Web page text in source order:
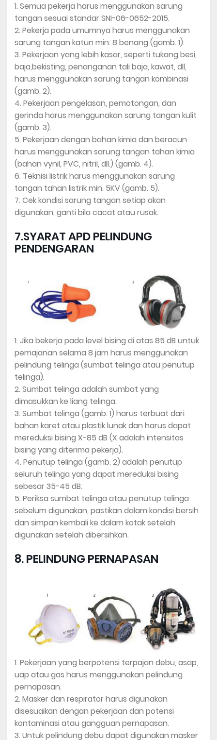
1. Semua pekerja harus menggunakan sarung
tangan sesuai standar SNI-06-0652-2015.
2. Pekerja pada umumnya harus menggunakan
sarung tangan katun min. 8 benang (gamb. 1).
3. Pekerjaan yang lebih kasar, seperti tukang besi,
baja,bekisting, penanganan tali baja, kawat, dll,
harus menggunakan sarung tangan kombinasi
(gamb. 2).
4. Pekerjaan pengelasan, pemotongan, dan
gerinda harus menggunakan sarung tangan kulit
(gamb. 3).
5. Pekerjaan dengan bahan kimia dan beracun
harus menggunakan sarung tangan tahan kimia
(bahan vynil, PVC, nitril, dll.) (gamb. 4).
6. Teknisi listrik harus menggunakan sarung
tangan tahan listrik min. 5KV (gamb. 5).
7. Cek kondisi sarung tangan setiap akan
digunakan, ganti bila cacat atau rusak.
7.SYARAT APD PELINDUNG
PENDENGARAN
1. Jika bekerja pada level bising di atas 85 dB untuk
pemajanan selama 8 jam harus menggunakan
pelindung telinga (sumbat telinga atau penutup
telinga).
2. Sumbat telinga adalah sumbat yang
dimasukkan ke liang telinga.
3. Sumbat telinga (gamb. 1) harus terbuat dari
bahan karet atau plastik lunak dan harus dapat
mereduksi bising X-85 dB (X adalah intensitas
bising yang diterima pekerja).
4. Penutup telinga (gamb. 2) adalah penutup
seluruh telinga yang dapat mereduksi bising
sebesar 35-45 dB.
5. Periksa sumbat telinga atau penutup telinga
sebelum digunakan, pastikan dalam kondisi bersih
dan simpan kembali ke dalam kotak setelah
digunakan setelah dibersihkan.
8. PELINDUNG PERNAPASAN
1. Pekerjaan yang berpotensi terpajan debu, asap,
uap atau gas harus menggunakan pelindung
pernapasan.
2. Masker dan respirator harus digunakan
disesuaikan dengan pekerjaan dan potensi
kontaminasi atau gangguan pernapasan.
3. Untuk pelindung debu dapat digunakan masker